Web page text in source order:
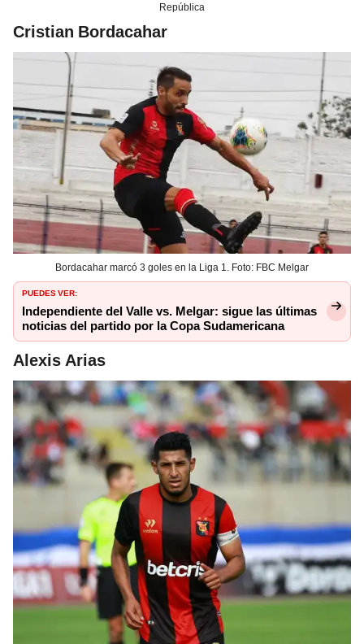
República
Cristian Bordacahar
Bordacahar marcó 3 goles en la Liga 1. Foto: FBC Melgar
PUEDES VER:
Independiente del Valle vs. Melgar: sigue las últimas
noticias del partido por la Copa Sudamericana
Alexis Arias